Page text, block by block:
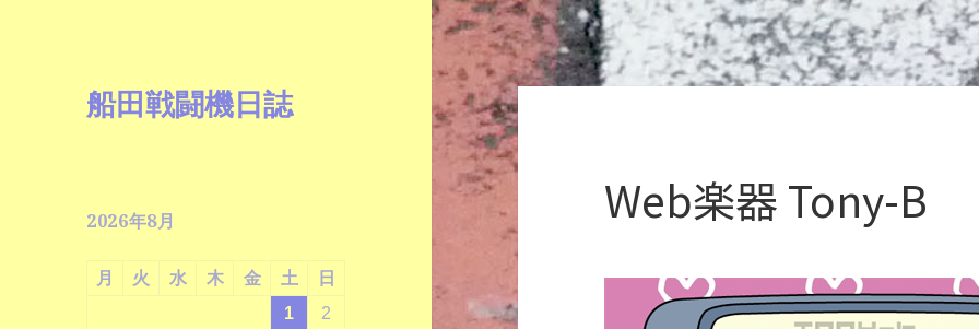
船田戦闘機日誌
2026年8月
月 火 水 木 金 土
日
1
2
Web楽器 Tony-B